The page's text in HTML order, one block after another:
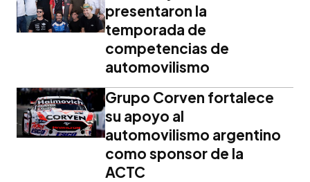
presentaron la
temporada de
competencias de
automovilismo
Grupo Corven fortalece
su apoyo al
automovilismo argentino
como sponsor de la
ACTC